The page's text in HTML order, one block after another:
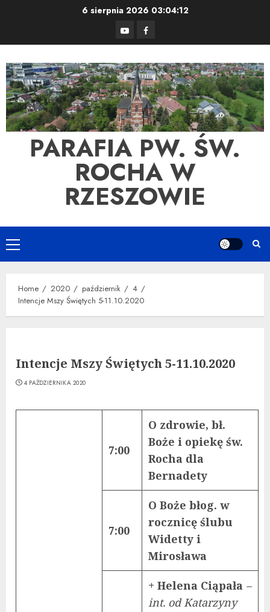
6 sierpnia 2026 03:04:12
YouTubeFacebook
PARAFIA PW. ŚW.
ROCHA W
RZESZOWIE
Primary
Menu
Home 2020 październik
4
Intencje Mszy Świętych 5-11.10.2020
Intencje Mszy Świętych 5-11.10.2020
4 PAŹDZIERNIKA 2020
7:00
O zdrowie, bł.
Boże i opiekę św.
Rocha dla
Bernadety
7:00
O Boże błog. w
rocznicę ślubu
Widetty i
Mirosława
+ Helena Ciąpała –
int. od Katarzyny